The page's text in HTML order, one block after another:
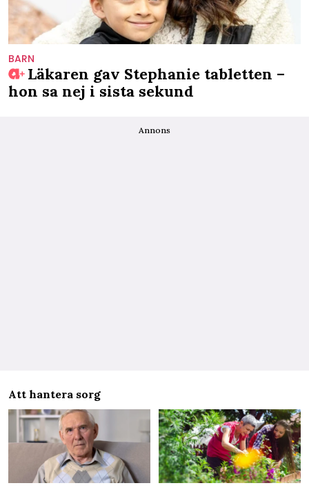
BARN
Läkaren gav Stephanie tabletten –
hon sa nej i sista sekund
Annons
Att hantera sorg